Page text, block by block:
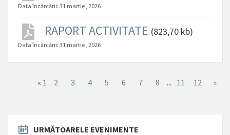
Data încărcării: 31 martie , 2026
RAPORT ACTIVITATE (823,70 kb)
Data încărcării: 31 martie , 2026
« 1 2 3 4 5 6 7 8 ... 11 12 »
URMĂTOARELE EVENIMENTE